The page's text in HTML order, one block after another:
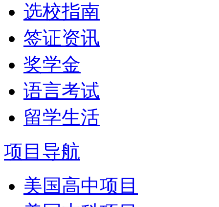
选校指南
签证资讯
奖学金
语言考试
留学生活
项目导航
美国高中项目